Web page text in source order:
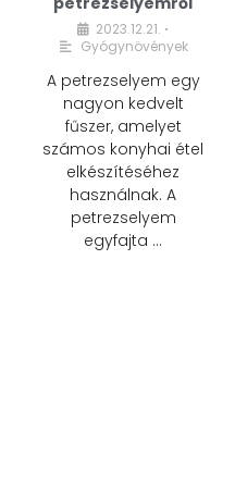
2023.12.21. •
Gyógynövények
A petrezselyem egy
nagyon kedvelt
fűszer, amelyet
számos konyhai étel
elkészítéséhez
használnak. A
petrezselyem
egyfajta …